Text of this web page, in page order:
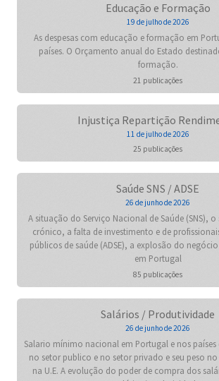
Educação e Formação
19 de julho de 2026
As despesas com educação e formação em
países. O Orçamento anual do Estado
formação.
21 publicações
Injustiça Repartição
11 de julho de 2026
25 publicações
Saúde SNS / ADSE
26 de junho de 2026
A situação do Serviço Nacional de Saúde (SNS),
crónico, a falta de investimento e de
públicos de saúde (ADSE), a explosão do
em Portugal
85 publicações
Salários / Produtividade
26 de junho de 2026
Salario mínimo nacional em Portugal e nos países
no setor publico e no setor privado e seu peso no
na U.E. A evolução do poder de compra dos